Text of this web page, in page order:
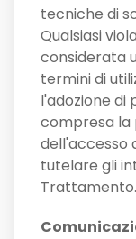
tecniche di
Qualsiasi
considerata
termini di
l'adozione
compresa la
dell'accesso
tutelare gli
Trattamento.